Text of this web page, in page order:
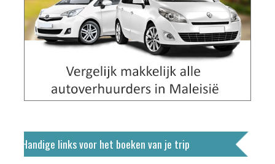
Handige links voor het boeken van je trip